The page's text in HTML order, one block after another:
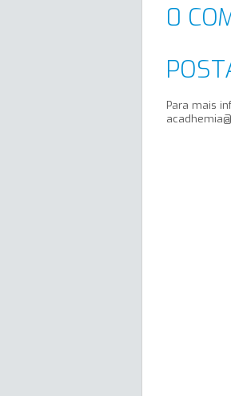
0
Para mais